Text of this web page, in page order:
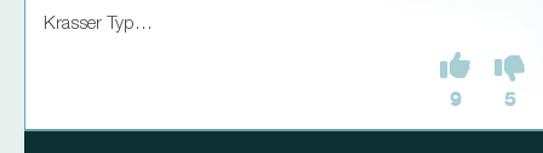
Krasser Typ…
9 5